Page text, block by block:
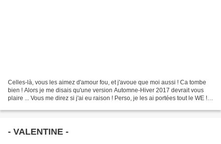
Celles-là, vous les aimez d'amour fou, et j'avoue que moi aussi ! Ca tombe
bien ! Alors je me disais qu'une version Automne-Hiver 2017 devrait vous
plaire ... Vous me direz si j'ai eu raison ! Perso, je les ai portées tout le WE !
- VALENTINE -